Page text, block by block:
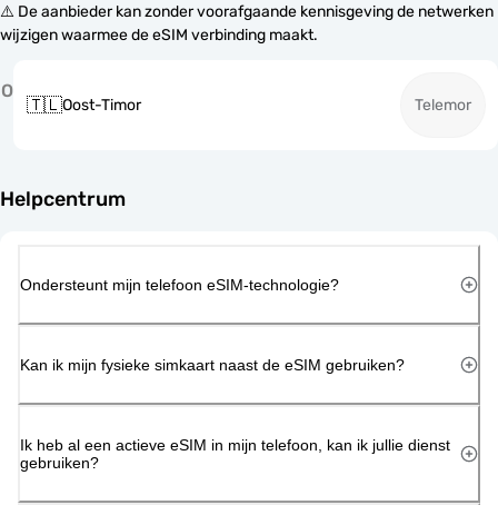
⚠️ De aanbieder kan zonder voorafgaande kennisgeving de netwerken
wijzigen waarmee de eSIM verbinding maakt.
O
🇹🇱Oost-Timor Telemor
Helpcentrum
Ondersteunt mijn telefoon eSIM-technologie?
Kan ik mijn fysieke simkaart naast de eSIM gebruiken?
Ik heb al een actieve eSIM in mijn telefoon, kan ik jullie dienst
gebruiken?